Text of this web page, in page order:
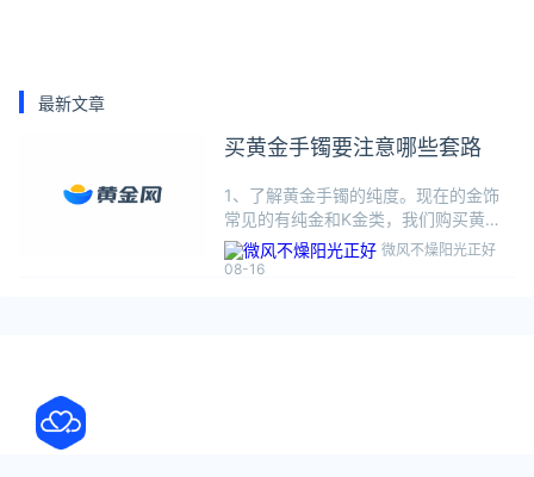
最新文章
买黄金手镯要注意哪些套路
1、了解黄金手镯的纯度。现在的金饰
常见的有纯金和K金类，我们购买黄金
手镯主要还是以纯金为主，看黄金手镯
内圈的钢印，纯金的是足金、足金
微风不燥阳光正好
08-16